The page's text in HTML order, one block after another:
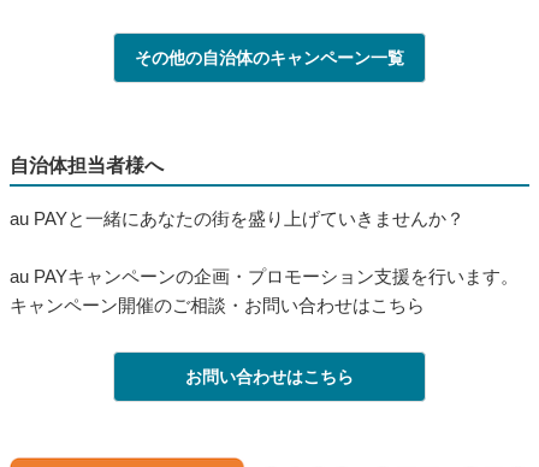
その他の自治体のキャンペーン一覧
自治体担当者様へ
au PAYと一緒にあなたの街を盛り上げていきませんか？
au PAYキャンペーンの企画・プロモーション支援を行います。
キャンペーン開催のご相談・お問い合わせはこちら
お問い合わせはこちら